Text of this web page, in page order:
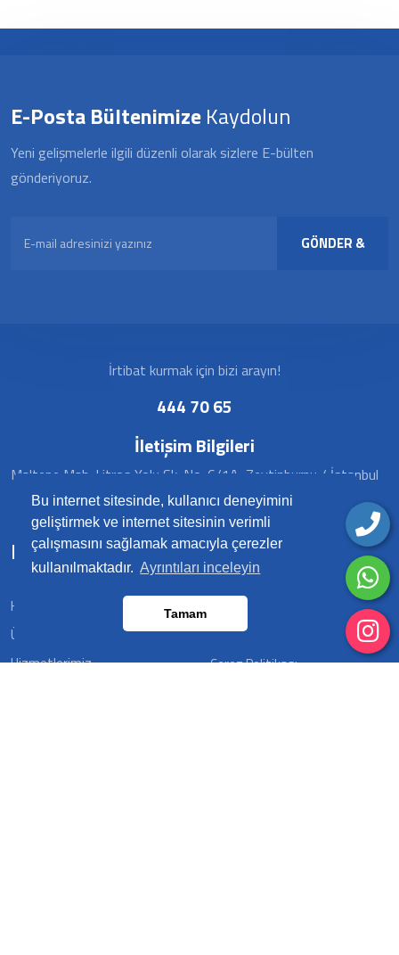
Bu internet sitesinde, kullanıcı deneyimini
geliştirmek ve internet sitesinin verimli
çalışmasını sağlamak amacıyla çerezler
kullanılmaktadır. Ayrıntıları inceleyin
Tamam
E-Posta BültenimizeKaydolun
Yeni gelişmelerle ilgili düzenli olarak sizlere E-bülten
gönderiyoruz.
GÖNDER &
İrtibat kurmak için bizi arayın!
444 70 65
İletişim Bilgileri
Maltepe Mah. Litros Yolu Sk. No: 6/1A, Zeytinburnu / İstanbul
Hızlı Menü
Hakkımızda
Ürünlerimiz
Hizmetlerimiz
Banka Hesapları
Çerez Politikası